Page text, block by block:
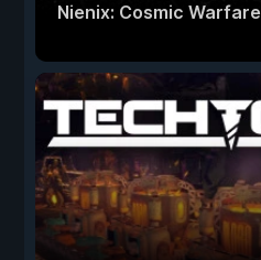
Nienix: Cosmic Warfare